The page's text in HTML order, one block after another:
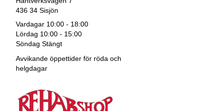
436 34 Sisjön
Vardagar 10:00 - 18:00
Lördag 10:00 - 15:00
Söndag Stängt
Avvikande öppettider för röda och
helgdagar